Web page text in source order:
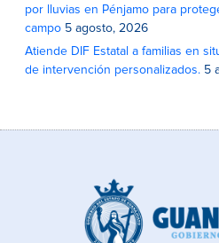
por lluvias en Pénjamo para
campo 5 agosto, 2026
Atiende DIF Estatal a familias en
de intervención personalizados. 5